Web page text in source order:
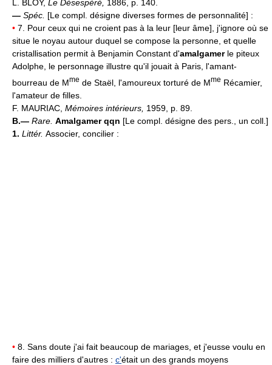
L. BLOY, Le Désespéré, 1886, p. 140.
— Spéc. [Le compl. désigne diverses formes de personnalité] :
• 7. Pour ceux qui ne croient pas à la leur [leur âme], j'ignore où se
situe le noyau autour duquel se compose la personne, et quelle
cristallisation permit à Benjamin Constant d'amalgamerle piteux
Adolphe, le personnage illustre qu'il jouait à Paris, l'amant-
bourreau de Mme de Staël, l'amoureux torturé de Mme Récamier,
l'amateur de filles.
F. MAURIAC, Mémoires intérieurs, 1959, p. 89.
B.— Rare. Amalgamer qqn [Le compl. désigne des pers., un coll.]
1. Littér. Associer, concilier :
• 8. Sans doute j'ai fait beaucoup de mariages, et j'eusse voulu en
faire des milliers d'autres : c'était un des grands moyens